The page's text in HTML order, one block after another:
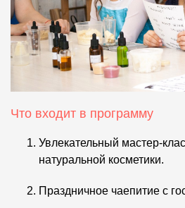
Что входит в программу
Увлекательный мастер-
натуральной косметики.
Праздничное чаепитие с